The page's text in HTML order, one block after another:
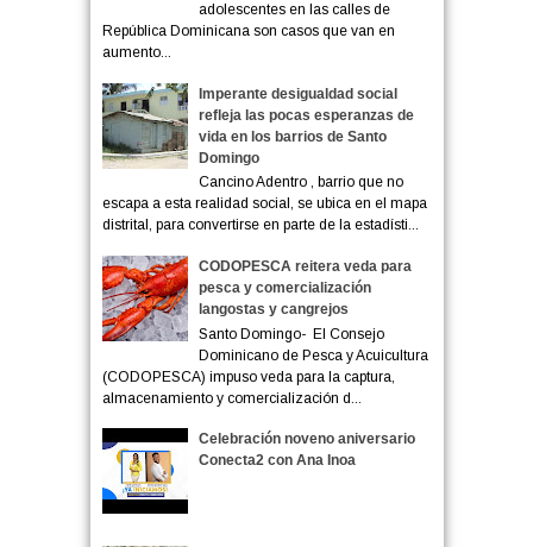
adolescentes en las calles de
República Dominicana son casos que van en
aumento...
Imperante desigualdad social
refleja las pocas esperanzas de
vida en los barrios de Santo
Domingo
Cancino Adentro , barrio que no
escapa a esta realidad social, se ubica en el mapa
distrital, para convertirse en parte de la estadísti...
CODOPESCA reitera veda para
pesca y comercialización
langostas y cangrejos
Santo Domingo- El Consejo
Dominicano de Pesca y Acuicultura
(CODOPESCA) impuso veda para la captura,
almacenamiento y comercialización d...
Celebración noveno aniversario
Conecta2 con Ana Inoa